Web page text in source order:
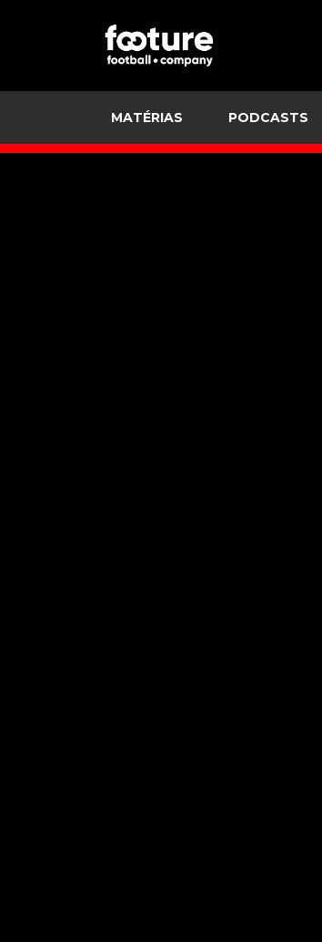
MATÉRIAS PODCASTS